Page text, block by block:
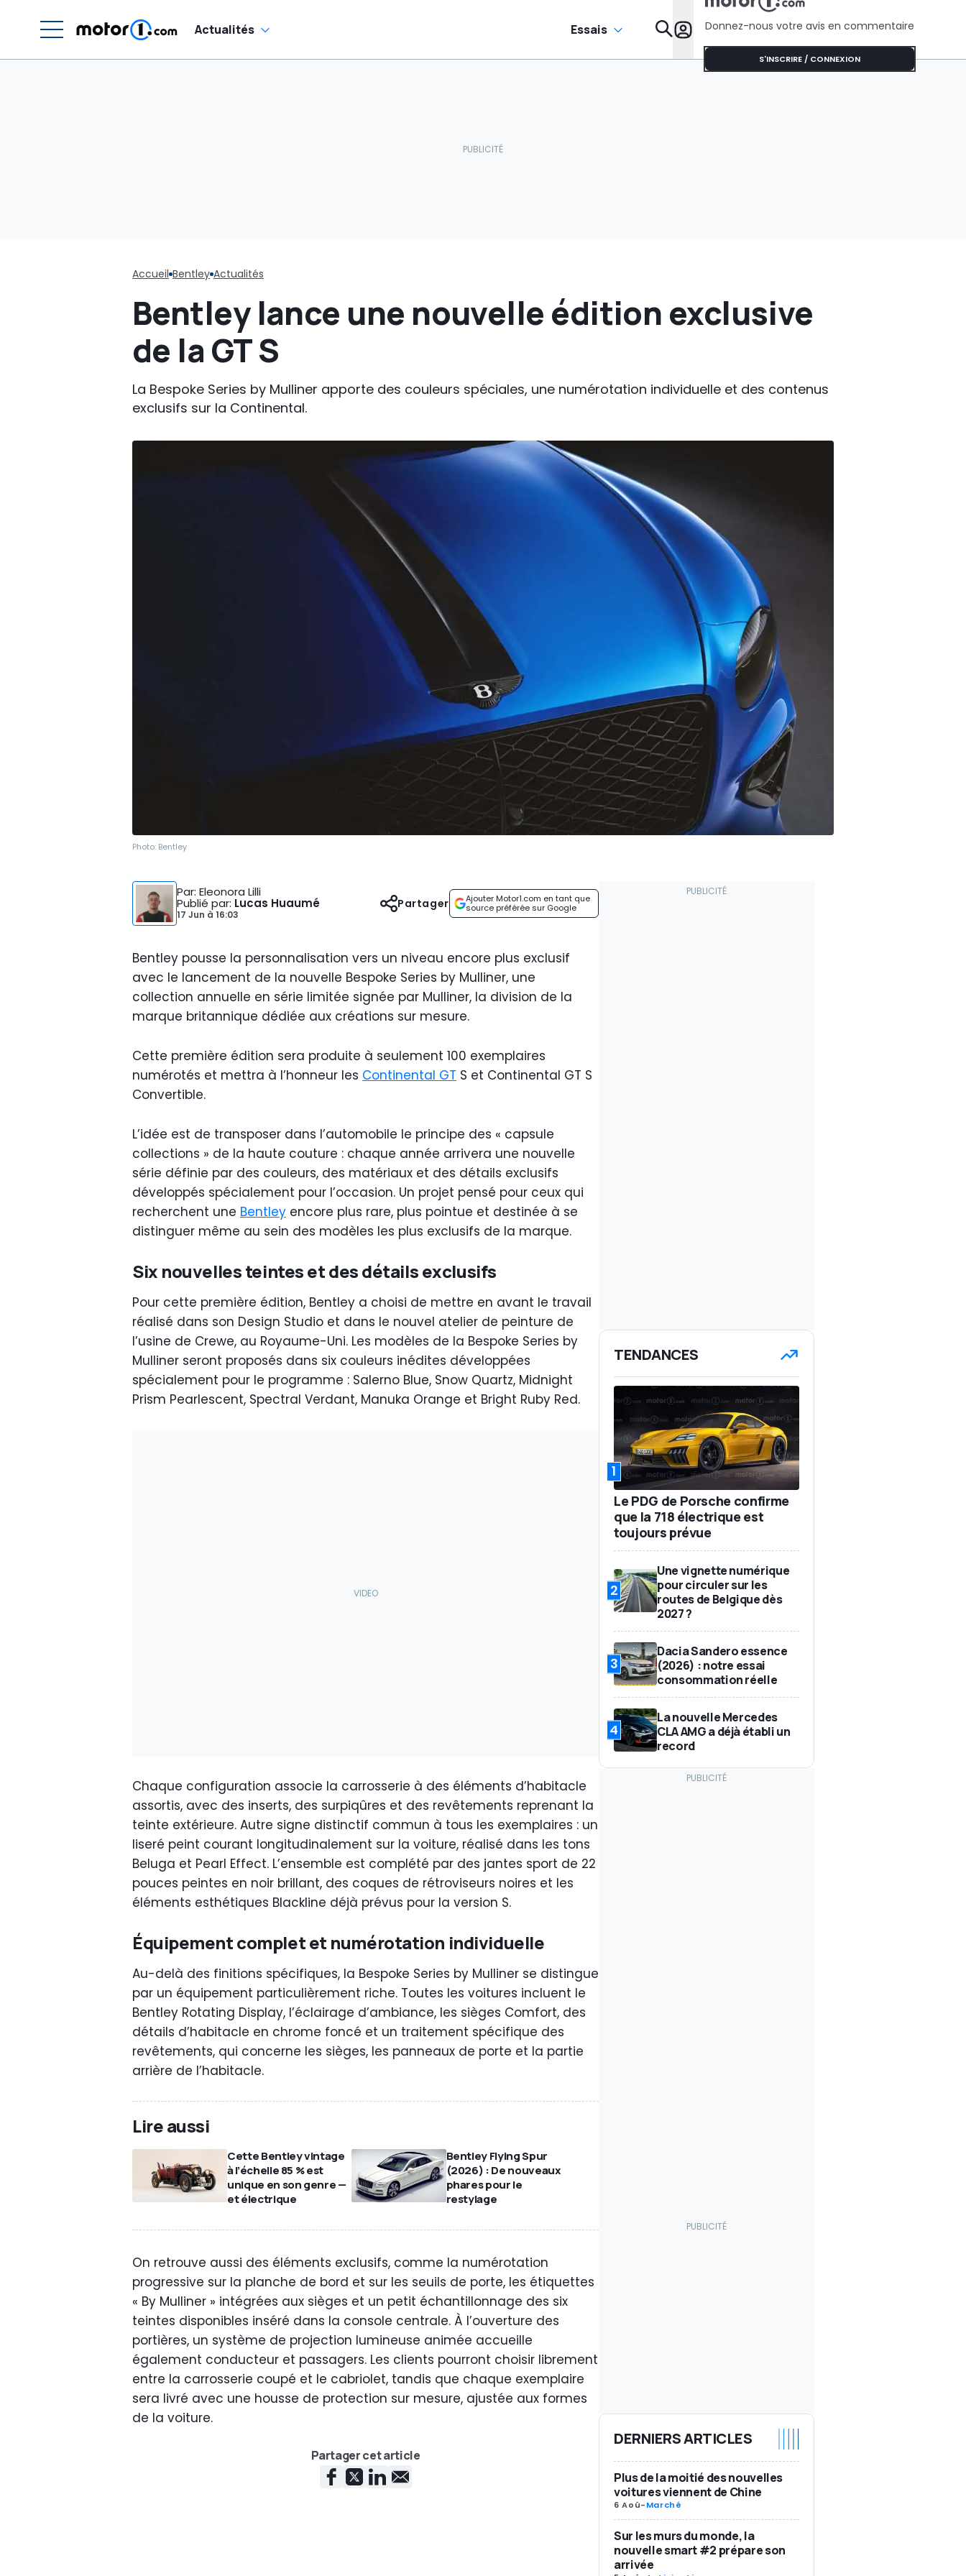
Actualités Essais Donnez-nous votre avis en commentaire
S'INSCRIRE / CONNEXION
Accueil Bentley Actualités
Bentley lance une nouvelle édition exclusive
de la GT S
La Bespoke Series by Mulliner apporte des couleurs spéciales, une numérotation individuelle et des contenus
exclusifs sur la Continental.
Photo: Bentley
Par: Eleonora Lilli
Publié par: Lucas Huaumé
17 Jun à 16:03
Ajouter Motor1.com en tant que
source préférée sur Google
Partager
Bentley pousse la personnalisation vers un niveau encore plus exclusif
avec le lancement de la nouvelle Bespoke Series by Mulliner, une
collection annuelle en série limitée signée par Mulliner, la division de la
marque britannique dédiée aux créations sur mesure.
Cette première édition sera produite à seulement 100 exemplaires
numérotés et mettra à l’honneur les Continental GT S et Continental GT S
Convertible.
L’idée est de transposer dans l’automobile le principe des « capsule
collections » de la haute couture : chaque année arrivera une nouvelle
série définie par des couleurs, des matériaux et des détails exclusifs
développés spécialement pour l’occasion. Un projet pensé pour ceux qui
recherchent une Bentley encore plus rare, plus pointue et destinée à se
distinguer même au sein des modèles les plus exclusifs de la marque.
Six nouvelles teintes et des détails exclusifs
Pour cette première édition, Bentley a choisi de mettre en avant le travail
réalisé dans son Design Studio et dans le nouvel atelier de peinture de
l’usine de Crewe, au Royaume-Uni. Les modèles de la Bespoke Series by
Mulliner seront proposés dans six couleurs inédites développées
spécialement pour le programme : Salerno Blue, Snow Quartz, Midnight
Prism Pearlescent, Spectral Verdant, Manuka Orange et Bright Ruby Red.
Chaque configuration associe la carrosserie à des éléments d’habitacle
assortis, avec des inserts, des surpiqûres et des revêtements reprenant la
teinte extérieure. Autre signe distinctif commun à tous les exemplaires : un
liseré peint courant longitudinalement sur la voiture, réalisé dans les tons
Beluga et Pearl Effect. L’ensemble est complété par des jantes sport de 22
pouces peintes en noir brillant, des coques de rétroviseurs noires et les
éléments esthétiques Blackline déjà prévus pour la version S.
Équipement complet et numérotation individuelle
Au-delà des finitions spécifiques, la Bespoke Series by Mulliner se distingue
par un équipement particulièrement riche. Toutes les voitures incluent le
Bentley Rotating Display, l’éclairage d’ambiance, les sièges Comfort, des
détails d’habitacle en chrome foncé et un traitement spécifique des
revêtements, qui concerne les sièges, les panneaux de porte et la partie
arrière de l’habitacle.
Lire aussi
Cette Bentley vintage
à l’échelle 85 % est
unique en son genre —
et électrique
Bentley Flying Spur
(2026) : De nouveaux
phares pour le
restylage
On retrouve aussi des éléments exclusifs, comme la numérotation
progressive sur la planche de bord et sur les seuils de porte, les étiquettes
« By Mulliner » intégrées aux sièges et un petit échantillonnage des six
teintes disponibles inséré dans la console centrale. À l’ouverture des
portières, un système de projection lumineuse animée accueille
également conducteur et passagers. Les clients pourront choisir librement
entre la carrosserie coupé et le cabriolet, tandis que chaque exemplaire
sera livré avec une housse de protection sur mesure, ajustée aux formes
de la voiture.
Partager cet article
TENDANCES
1
Le PDG de Porsche confirme
que la 718 électrique est
toujours prévue
2
Une vignette numérique
pour circuler sur les
routes de Belgique dès
2027 ?
3
Dacia Sandero essence
(2026) : notre essai
consommation réelle
4
La nouvelle Mercedes
CLA AMG a déjà établi un
record
DERNIERS ARTICLES
Plus de la moitié des nouvelles
voitures viennent de Chine
6 Aoû-Marché
Sur les murs du monde, la
nouvelle smart #2 prépare son
arrivée